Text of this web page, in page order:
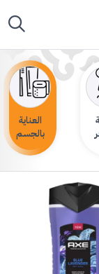
العناية
بالجسم